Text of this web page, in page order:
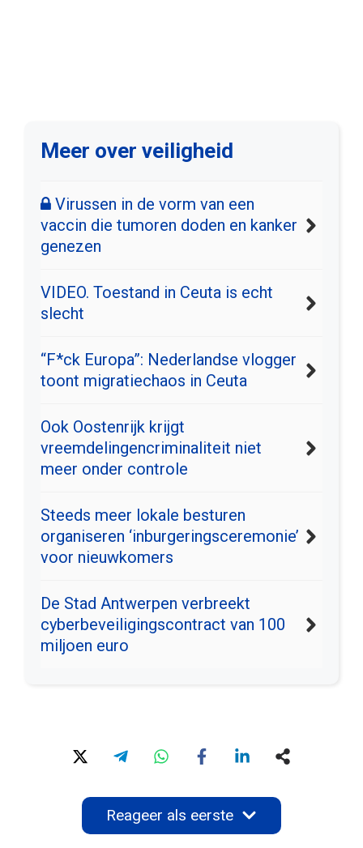
Meer over veiligheid
Virussen in de vorm van een
vaccin die tumoren doden en kanker
genezen
VIDEO. Toestand in Ceuta is echt
slecht
“F*ck Europa”: Nederlandse vlogger
toont migratiechaos in Ceuta
Ook Oostenrijk krijgt
vreemdelingencriminaliteit niet
meer onder controle
Steeds meer lokale besturen
organiseren ‘inburgeringsceremonie’
voor nieuwkomers
De Stad Antwerpen verbreekt
cyberbeveiligingscontract van 100
miljoen euro
Reageer als eerste